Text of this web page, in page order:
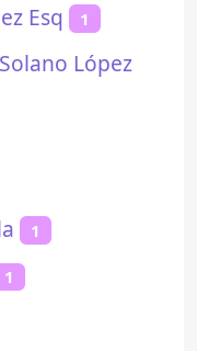
Esq 1
López
1
1